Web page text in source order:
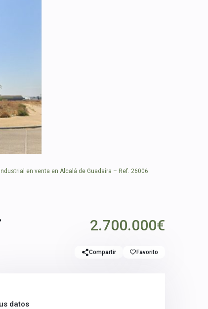
en venta en Alcalá de Guadaíra – Ref. 26006
2.700.000€
Compartir Favorito
datos